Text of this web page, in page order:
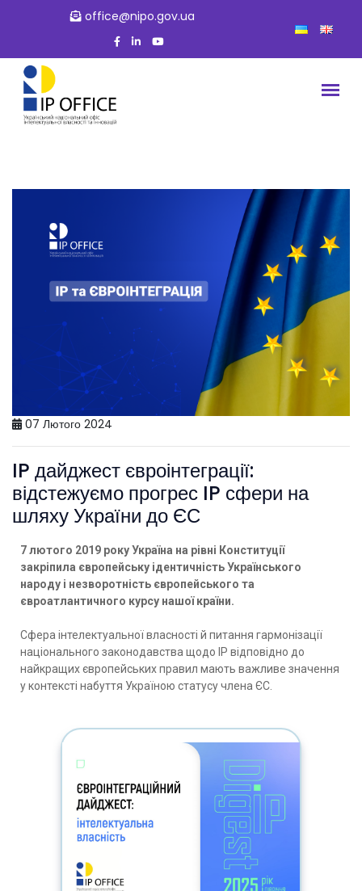
office@nipo.gov.ua
07 Лютого 2024
IP дайджест євроінтеграції:
відстежуємо прогрес IP сфери на
шляху України до ЄС
7 лютого 2019 року Україна на рівні Конституції
закріпила європейську ідентичність Українського
народу і незворотність європейського та
євроатлантичного курсу нашої країни.
Сфера інтелектуальної власності й питання гармонізації
національного законодавства щодо IP відповідно до
найкращих європейських правил мають важливе значення
у контексті набуття Україною статусу члена ЄС.